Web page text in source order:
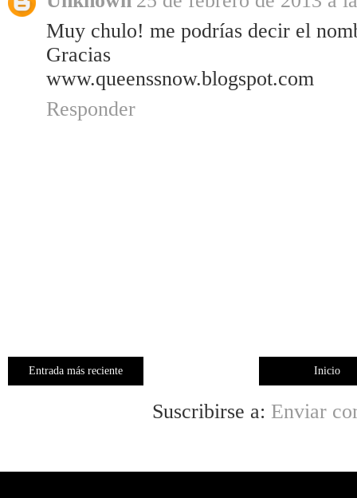
Muy chulo! me podrías decir el
Gracias
www.queenssnow.blogspot.com
Responder
Entrada más reciente Inicio
Suscribirse a: Enviar